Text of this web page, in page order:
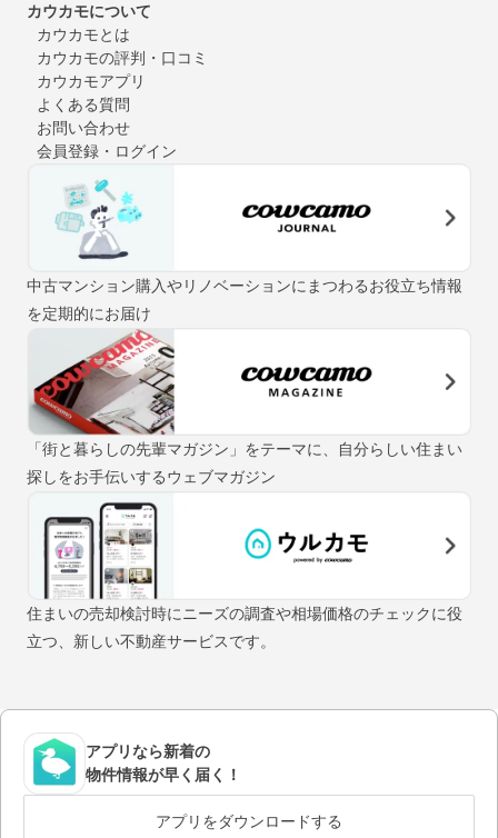
カウカモについて
カウカモとは
カウカモの評判・口コミ
カウカモアプリ
よくある質問
お問い合わせ
会員登録・ログイン
中古マンション購入やリノベーションにまつわるお役立ち情報
を定期的にお届け
「街と暮らしの先輩マガジン」をテーマに、自分らしい住まい
探しをお手伝いするウェブマガジン
住まいの売却検討時にニーズの調査や相場価格のチェックに役
立つ、新しい不動産サービスです。
アプリなら新着の
物件情報が早く届く！
アプリをダウンロードする